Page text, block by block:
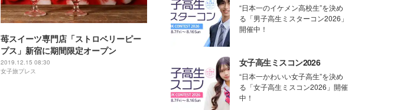
苺スイーツ専門店「ストロベリーピー
プス」新宿に期間限定オープン
2019.12.15 08:30
女子旅プレス
“日本一のイケメン高校生”を決め
る「男子高生ミスターコン2026」
開催中！
女子高生ミスコン2026
“日本一かわいい女子高生”を決め
る「女子高生ミスコン2026」開催
中！